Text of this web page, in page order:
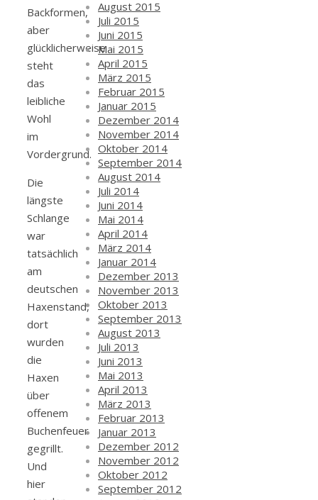
Backformen,
aber
glücklicherweise
steht
das
leibliche
Wohl
im
Vordergrund.
Die
längste
Schlange
war
tatsächlich
am
deutschen
Haxenstand,
dort
wurden
die
Haxen
über
offenem
Buchenfeuer
gegrillt.
Und
hier
August 2015
Juli 2015
Juni 2015
Mai 2015
April 2015
März 2015
Februar 2015
Januar 2015
Dezember 2014
November 2014
Oktober 2014
September 2014
August 2014
Juli 2014
Juni 2014
Mai 2014
April 2014
März 2014
Januar 2014
Dezember 2013
November 2013
Oktober 2013
September 2013
August 2013
Juli 2013
Juni 2013
Mai 2013
April 2013
März 2013
Februar 2013
Januar 2013
Dezember 2012
November 2012
Oktober 2012
September 2012